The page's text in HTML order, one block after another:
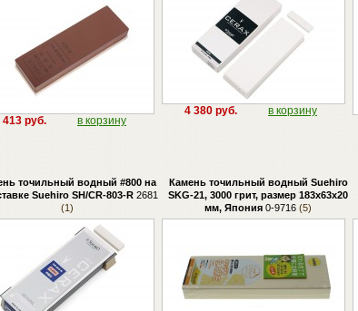
413 руб. в корзину
4 380 руб. в корзину
точильный водный #800 на
Suehiro SH/CR-803-R2681
(1)
Камень точильный водный Suehiro
SKG-21, 3000 грит, размер 183х63х20
мм, Япония 0-9716 (5)